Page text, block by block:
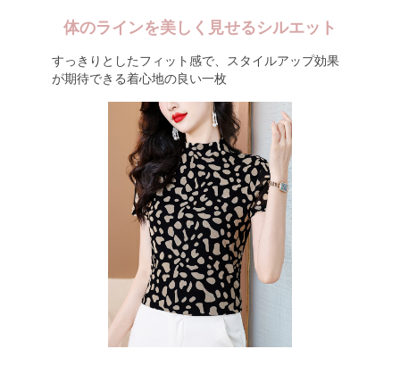
体のラインを美しく見せるシルエット
すっきりとしたフィット感で、スタイルアップ効果
が期待できる着心地の良い一枚